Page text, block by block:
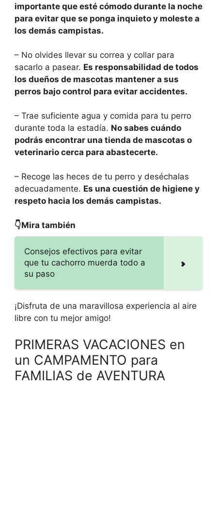
importante que esté cómodo durante la noche
para evitar que se ponga inquieto y moleste a
los demás campistas.
– No olvides llevar su correa y collar para
sacarlo a pasear. Es responsabilidad de todos
los dueños de mascotas mantener a sus
perros bajo control para evitar accidentes.
– Trae suficiente agua y comida para tu perro
durante toda la estadía. No sabes cuándo
podrás encontrar una tienda de mascotas o
veterinario cerca para abastecerte.
– Recoge las heces de tu perro y deséchalas
adecuadamente. Es una cuestión de higiene y
respeto hacia los demás campistas.
👇Mira también
Consejos efectivos para evitar
que tu cachorro muerda todo a
su paso
¡Disfruta de una maravillosa experiencia al aire
libre con tu mejor amigo!
PRIMERAS VACACIONES en
un CAMPAMENTO para
FAMILIAS de AVENTURA